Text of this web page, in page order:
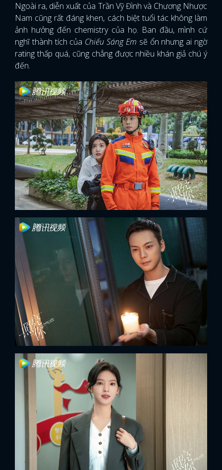
Ngoài ra, diễn xuất của Trần Vỹ Đình và Chương Nhược
Nam cũng rất đáng khen, cách biệt tuổi tác không làm
ảnh hưởng đến chemistry của họ. Ban đầu, mình cứ
nghĩ thành tích của Chiếu Sáng Em sẽ ổn nhưng ai ngờ
rating thấp quá, cũng chẳng được nhiều khán giả chú ý
đến.